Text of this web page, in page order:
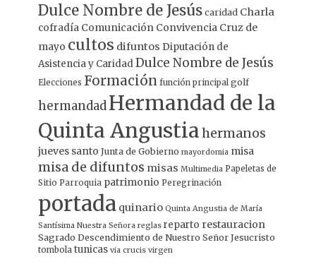
Dulce Nombre de Jesús caridad Charla
cofradía Comunicación Convivencia Cruz de
mayo cultos difuntos Diputación de
Asistencia y CaridadDulce Nombre de Jesús
Elecciones Formación función principal golf
hermandad Hermandad de la
Quinta Angustiahermanos
jueves santo Junta de Gobierno mayordomia misa
misa de difuntos misas Multimedia Papeletas de
Sitio Parroquia patrimonio Peregrinación
portada quinario Quinta Angustia de María
Santísima Nuestra Señora reglas reparto restauracion
Sagrado Descendimiento de Nuestro Señor Jesucristo
tombola tunicas via crucis virgen